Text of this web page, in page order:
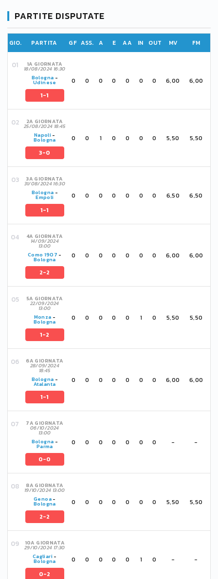
PARTITE DISPUTATE
GIO. PARTITA GF ASS. A E AA IN OUT MV FM
1A GIORNATA
18/08/2024 16:30
Bologna -
Udinese
1-1
0 0 0 0 0 0 0 6,00 6,00
2A GIORNATA
25/08/2024 18:45
Napoli -
Bologna
3-0
0 0 1 0 0 0 0 5,50 5,50
3A GIORNATA
31/08/2024 16:30
Bologna -
Empoli
1-1
0 0 0 0 0 0 0 6,50 6,50
4A GIORNATA
14/09/2024
13:00
Como 1907 -
Bologna
2-2
0 0 0 0 0 0 0 6,00 6,00
5A GIORNATA
22/09/2024
13:00
Monza -
Bologna
1-2
0 0 0 0 0 1 0 5,50 5,50
6A GIORNATA
28/09/2024
18:45
Bologna -
Atalanta
1-1
0 0 0 0 0 0 0 6,00 6,00
7A GIORNATA
06/10/2024
13:00
Bologna -
Parma
0-0
0 0 0 0 0 0 0 - -
8A GIORNATA
19/10/2024 13:00
Genoa-
Bologna
2-2
0 0 0 0 0 0 0 5,50 5,50
10A GIORNATA
29/10/2024 17:30
Cagliari-
Bologna
0-2
0 0 0 0 0 1 0 - -